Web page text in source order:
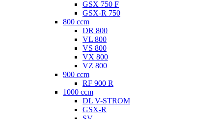
GSX 750 F
GSX-R 750
800 ccm
DR 800
VL 800
VS 800
VX 800
VZ 800
900 ccm
RF 900 R
1000 ccm
DL V-STROM
GSX-R